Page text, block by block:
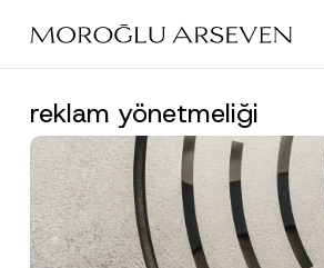
main
reklam yönetmeliği